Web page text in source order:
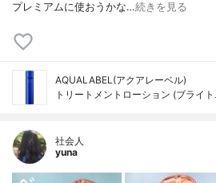
プレミアムに使おうかな…続きを見る
AQUALABEL(アクアレーベル)
トリートメントローション (ブライ
社会人
yuna